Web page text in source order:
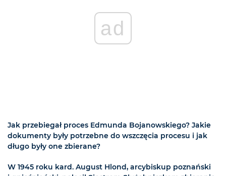
ad
Jak przebiegał proces Edmunda Bojanowskiego? Jakie
dokumenty były potrzebne do wszczęcia procesu i jak
długo były one zbierane?
W 1945 roku kard. August Hlond, arcybiskup poznański